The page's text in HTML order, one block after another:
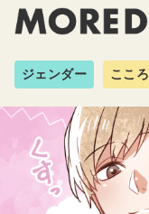
ジェンダー こころ